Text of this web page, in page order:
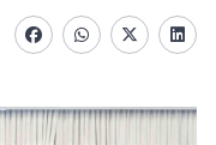
FacebookwhatsappTwitter